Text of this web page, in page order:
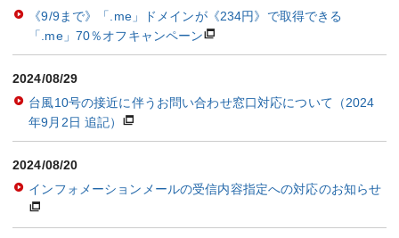
《9/9まで》「.me」ドメインが《234円》で取得できる
「.me」70％オフキャンペーン
2024/08/29
台風10号の接近に伴うお問い合わせ窓口対応について（2024
年9月2日 追記）
2024/08/20
インフォメーションメールの受信内容指定への対応のお知らせ